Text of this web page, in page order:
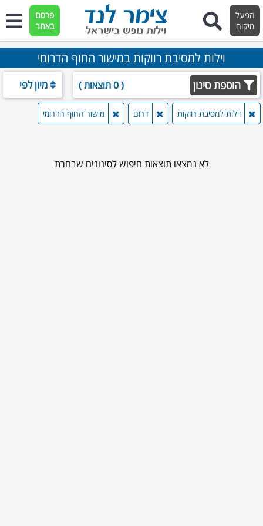
הפעל
מיקום
פרסם
באתר
וילות למסיבת רווקות במישור החוף הדרומי
הוספת סינון ( 0 תוצאות ) מיון לפי
וילות למסיבת רווקות דרום מישור החוף הדרומי
לא נמצאו תוצאות חיפוש לסינונים שבחרת